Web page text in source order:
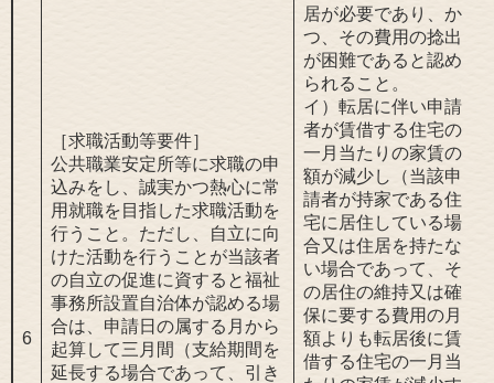
6
［求職活動等要件］
公共職業安定所等に求職の申
込みをし、誠実かつ熱心に常
用就職を目指した求職活動を
行うこと。ただし、自立に向
けた活動を行うことが当該者
の自立の促進に資すると福祉
事務所設置自治体が認める場
合は、申請日の属する月から
起算して三月間（支給期間を
延長する場合であって、引き
居が必要であり、か
つ、その費用の捻出
が困難であると認め
られること。
イ）転居に伴い申請
者が賃借する住宅の
一月当たりの家賃の
額が減少し（当該申
請者が持家である住
宅に居住している場
合又は住居を持たな
い場合であって、そ
の居住の維持又は確
保に要する費用の月
額よりも転居後に賃
借する住宅の一月当